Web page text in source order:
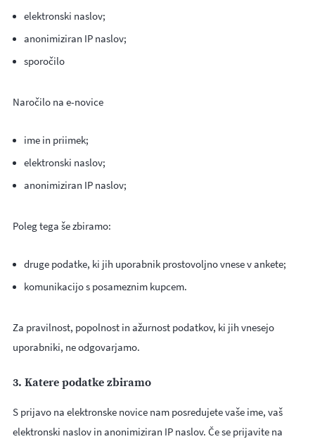
elektronski naslov;
anonimiziran IP naslov;
sporočilo
Naročilo na e-novice
ime in priimek;
elektronski naslov;
anonimiziran IP naslov;
Poleg tega še zbiramo:
druge podatke, ki jih uporabnik prostovoljno vnese v ankete;
komunikacijo s posameznim kupcem.
Za pravilnost, popolnost in ažurnost podatkov, ki jih vnesejo
uporabniki, ne odgovarjamo.
3. Katere podatke zbiramo
S prijavo na elektronske novice nam posredujete vaše ime, vaš
elektronski naslov in anonimiziran IP naslov. Če se prijavite na